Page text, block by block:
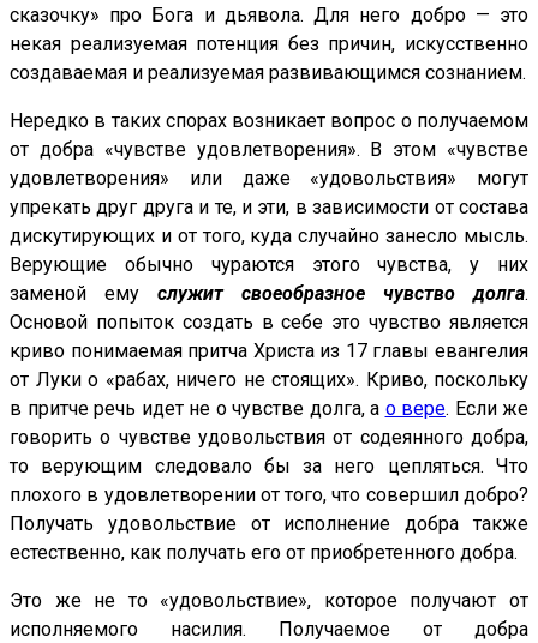
сказочку» про Бога и дьявола. Для него добро — это
некая реализуемая потенция без причин, искусственно
создаваемая и реализуемая развивающимся сознанием.
Нередко в таких спорах возникает вопрос о получаемом
от добра «чувстве удовлетворения». В этом «чувстве
удовлетворения» или даже «удовольствия» могут
упрекать друг друга и те, и эти, в зависимости от состава
дискутирующих и от того, куда случайно занесло мысль.
Верующие обычно чураются этого чувства, у них
заменой ему служит своеобразное чувство долга.
Основой попыток создать в себе это чувство является
криво понимаемая притча Христа из 17 главы евангелия
от Луки о «рабах, ничего не стоящих». Криво, поскольку
в притче речь идет не о чувстве долга, а о вере. Если же
говорить о чувстве удовольствия от содеянного добра,
то верующим следовало бы за него цепляться. Что
плохого в удовлетворении от того, что совершил добро?
Получать удовольствие от исполнение добра также
естественно, как получать его от приобретенного добра.
Это же не то «удовольствие», которое получают от
исполняемого насилия. Получаемое от добра